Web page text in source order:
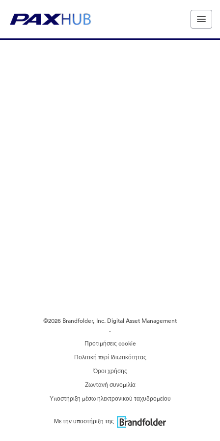
©2026 Brandfolder, Inc. Digital Asset Management
·
Προτιμήσεις cookie
Πολιτική περί Ιδιωτικότητας
Όροι χρήσης
Ζωντανή συνομιλία
Υποστήριξη μέσω ηλεκτρονικού ταχυδρομείου
Με την υποστήριξη της